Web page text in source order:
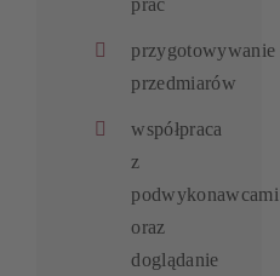
przygotowywanie
przedmiarów
współpraca
z
podwykonawcami
oraz
doglądanie